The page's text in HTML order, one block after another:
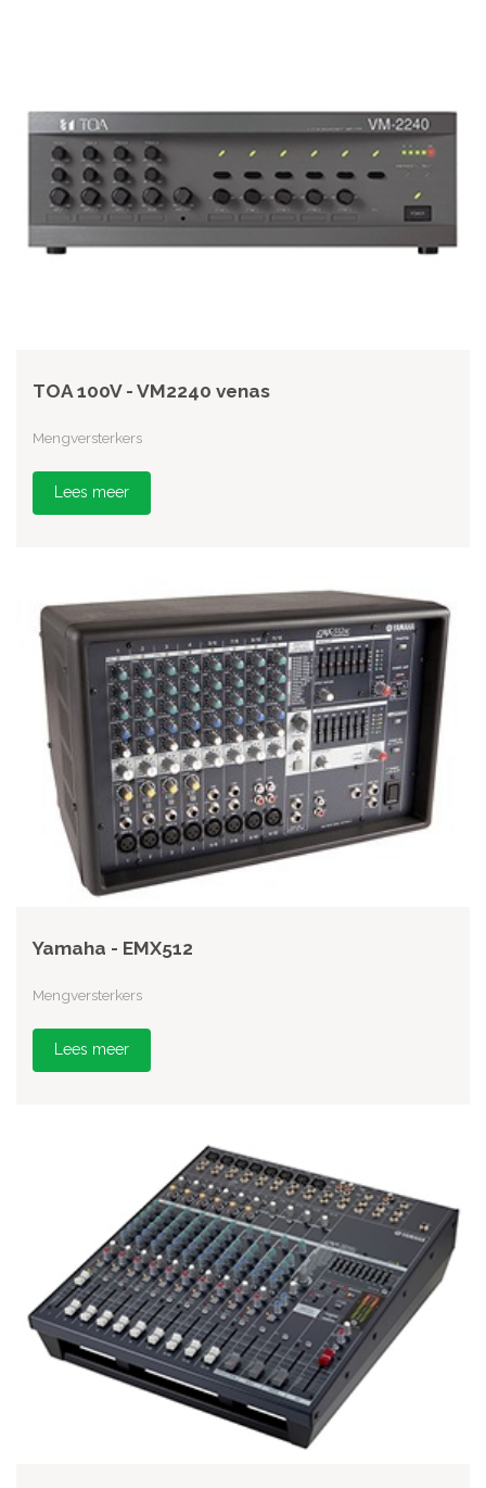
TOA 100V - VM2240 venas
Mengversterkers
Lees meer
Yamaha - EMX512
Mengversterkers
Lees meer